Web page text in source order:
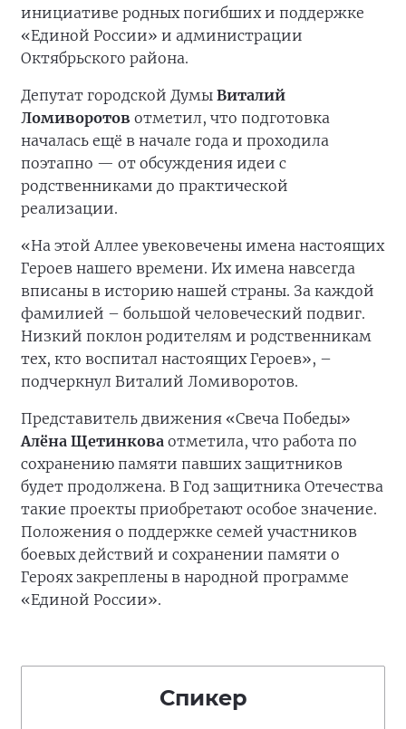
инициативе родных погибших и поддержке
«Единой России» и администрации
Октябрьского района.
Депутат городской Думы Виталий
Ломиворотов отметил, что подготовка
началась ещё в начале года и проходила
поэтапно — от обсуждения идеи с
родственниками до практической
реализации.
«На этой Аллее увековечены имена настоящих
Героев нашего времени. Их имена навсегда
вписаны в историю нашей страны. За каждой
фамилией – большой человеческий подвиг.
Низкий поклон родителям и родственникам
тех, кто воспитал настоящих Героев», –
подчеркнул Виталий Ломиворотов.
Представитель движения «Свеча Победы»
Алёна Щетинкова отметила, что работа по
сохранению памяти павших защитников
будет продолжена. В Год защитника Отечества
такие проекты приобретают особое значение.
Положения о поддержке семей участников
боевых действий и сохранении памяти о
Героях закреплены в народной программе
«Единой России».
Спикер